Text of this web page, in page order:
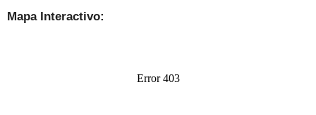
Mapa Interactivo: